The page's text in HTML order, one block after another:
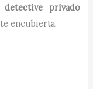
detective privado
encubierta.